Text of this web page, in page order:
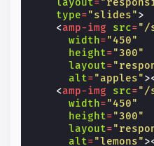
type="slides">
<amp-img src="/
width="450"
height="300"
layout=
alt="apples"
<amp-img src="/
width="450"
height="300"
layout=
alt="lemons"